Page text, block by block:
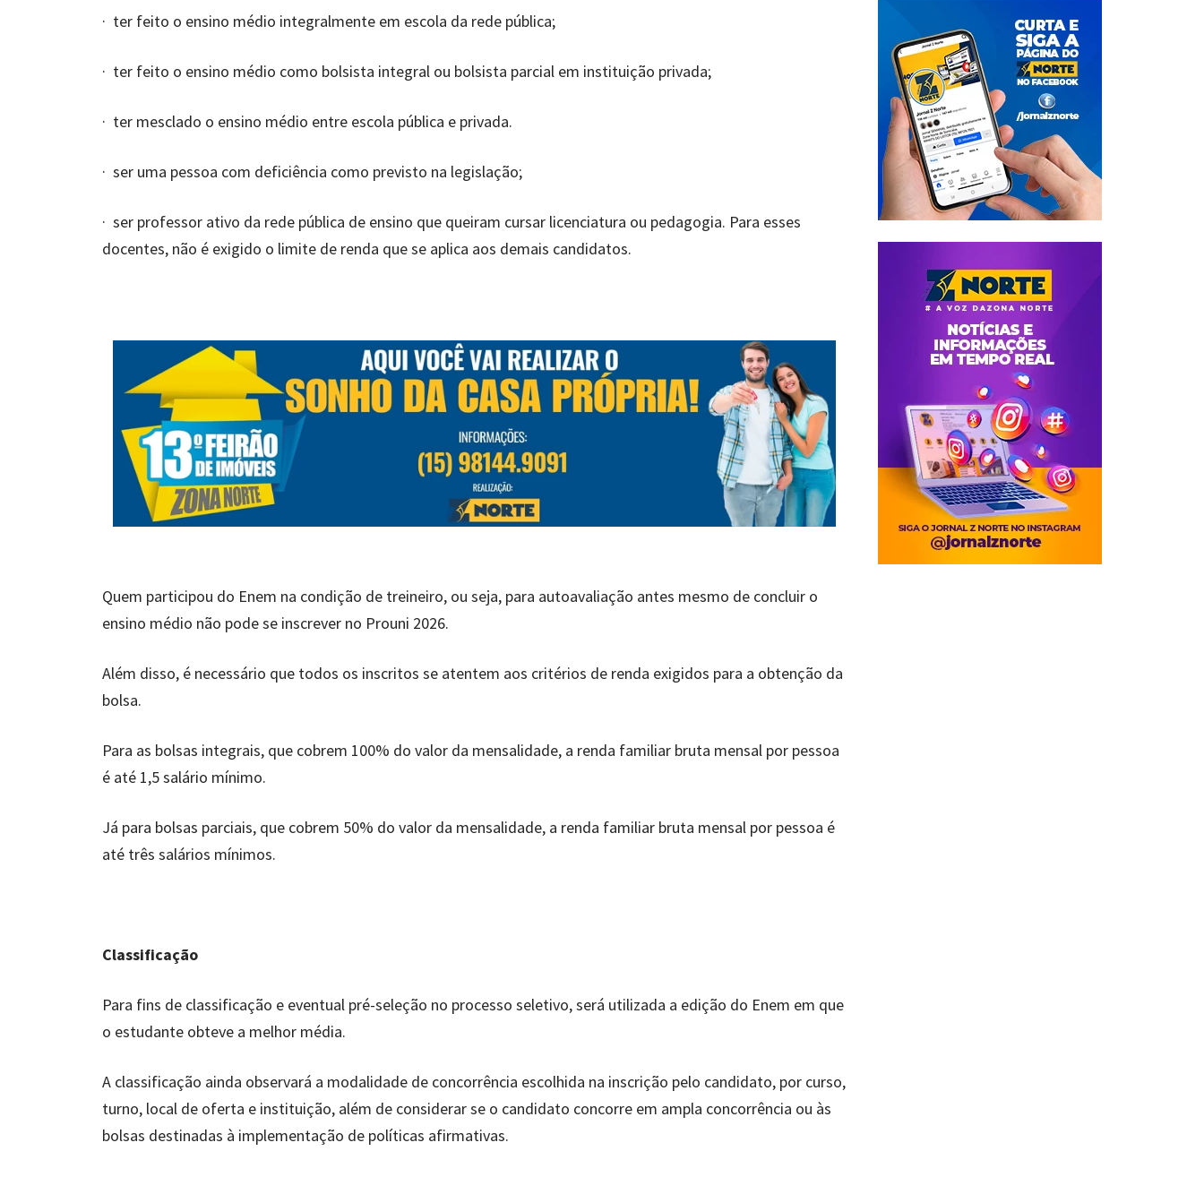
· ter feito o ensino médio integralmente em escola da rede pública;
· ter feito o ensino médio como bolsista integral ou bolsista parcial em instituição privada;
· ter mesclado o ensino médio entre escola pública e privada.
· ser uma pessoa com deficiência como previsto na legislação;
· ser professor ativo da rede pública de ensino que queiram cursar licenciatura ou pedagogia. Para esses
docentes, não é exigido o limite de renda que se aplica aos demais candidatos.
Quem participou do Enem na condição de treineiro, ou seja, para autoavaliação antes mesmo de concluir o
ensino médio não pode se inscrever no Prouni 2026.
Além disso, é necessário que todos os inscritos se atentem aos critérios de renda exigidos para a obtenção da
bolsa.
Para as bolsas integrais, que cobrem 100% do valor da mensalidade, a renda familiar bruta mensal por pessoa
é até 1,5 salário mínimo.
Já para bolsas parciais, que cobrem 50% do valor da mensalidade, a renda familiar bruta mensal por pessoa é
até três salários mínimos.
Classificação
Para fins de classificação e eventual pré-seleção no processo seletivo, será utilizada a edição do Enem em que
o estudante obteve a melhor média.
A classificação ainda observará a modalidade de concorrência escolhida na inscrição pelo candidato, por curso,
turno, local de oferta e instituição, além de considerar se o candidato concorre em ampla concorrência ou às
bolsas destinadas à implementação de políticas afirmativas.